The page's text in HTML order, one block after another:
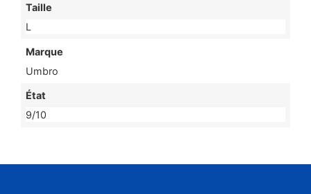
Taille
L
Marque
Umbro
État
9/10